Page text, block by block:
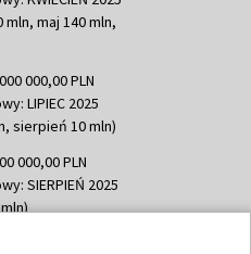
maj 140 mln,
000,00 PLN
LIPIEC 2025
sierpień 10 mln)
000,00 PLN
SIERPIEŃ 2025
051,21 PLN